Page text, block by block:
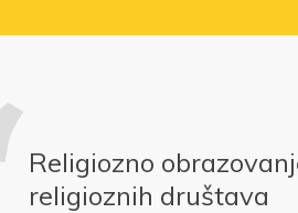
Religiozno
religioznih društava